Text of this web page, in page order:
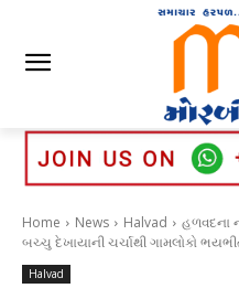
Home News Halvad
હળવદના
બચ્ચુ દેખાયાની ચર્ચાથી ગામલોકો
Halvad